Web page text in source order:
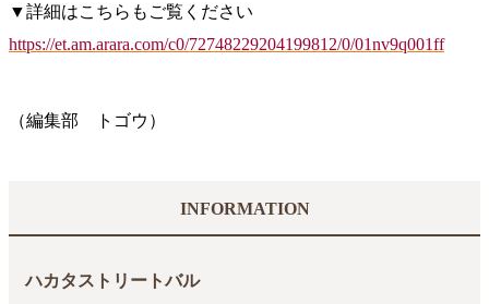
▼詳細はこちらもご覧ください
https://et.am.arara.com/c0/72748229204199812/0/01nv9q001ff
（編集部 トゴウ）
INFORMATION
ハカタストリートバル